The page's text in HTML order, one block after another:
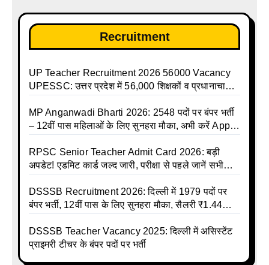
Recruitment
UP Teacher Recruitment 2026 56000 Vacancy
UPESSC: उत्तर प्रदेश में 56,000 शिक्षकों व प्रधानाचार्यों
MP Anganwadi Bharti 2026: 2548 पदों पर बंपर भर्ती
– 12वीं पास महिलाओं के लिए सुनहरा मौका, अभी करें Apply
RPSC Senior Teacher Admit Card 2026: बड़ी
अपडेट! एडमिट कार्ड जल्द जारी, परीक्षा से पहले जानें सभी
DSSSB Recruitment 2026: दिल्ली में 1979 पदों पर
बंपर भर्ती, 12वीं पास के लिए सुनहरा मौका, सैलरी ₹1.44
DSSSB Teacher Vacancy 2025: दिल्ली में असिस्टेंट
प्राइमरी टीचर के बंपर पदों पर भर्ती